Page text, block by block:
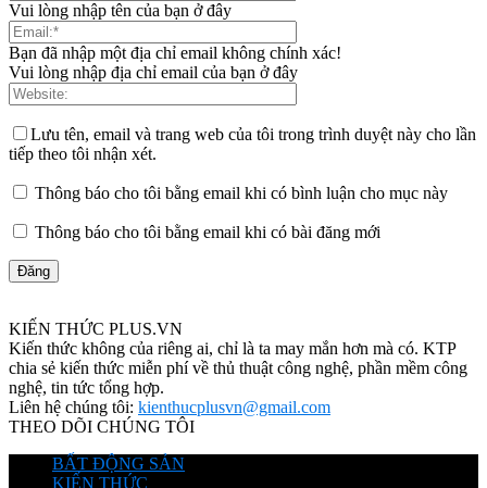
Vui lòng nhập tên của bạn ở đây
Bạn đã nhập một địa chỉ email không chính xác!
Vui lòng nhập địa chỉ email của bạn ở đây
Lưu tên, email và trang web của tôi trong trình duyệt này cho lần
tiếp theo tôi nhận xét.
Thông báo cho tôi bằng email khi có bình luận cho mục này
Thông báo cho tôi bằng email khi có bài đăng mới
KIẾN THỨC PLUS.VN
Kiến thức không của riêng ai, chỉ là ta may mắn hơn mà có. KTP
chia sẻ kiến thức miễn phí về thủ thuật công nghệ, phần mềm công
nghệ, tin tức tổng hợp.
Liên hệ chúng tôi: kienthucplusvn@gmail.com
THEO DÕI CHÚNG TÔI
BẤT ĐỘNG SẢN
KIẾN THỨC